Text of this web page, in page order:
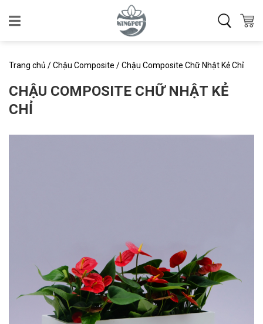
Trang chủ /Chậu Composite /Chậu Composite Chữ Nhật Kẻ Chỉ
CHẬU COMPOSITE CHỮ NHẬT KẺ
CHỈ